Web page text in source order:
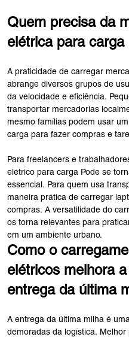
Quem precisa da
elétrica para carga
A praticidade de carregar
abrange diversos grupos de
da velocidade e eficiência.
transportar mercadorias
mesmo famílias podem usar
carga para fazer compras e
Para freelancers e
elétrico para carga Pode se
essencial. Para quem usa
maneira prática de carregar
compras. A versatilidade do
os torna relevantes para
em um ambiente urbano.
Como o
elétricos melhora
entrega da última
A entrega da última milha é
demoradas da logística.